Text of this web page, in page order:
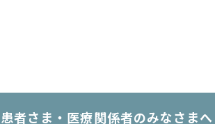
患者さま・医療関係者のみなさま